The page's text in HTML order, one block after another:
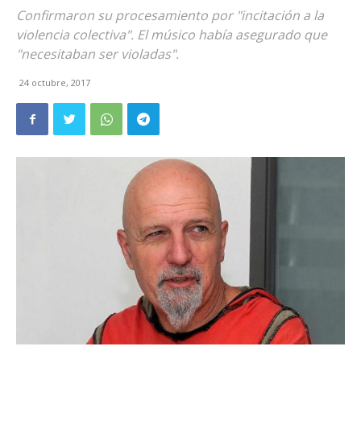
Confirmaron su procesamiento por "incitación a la
violencia colectiva". El músico había asegurado que
"necesitaban ser violadas".
24 octubre, 2017